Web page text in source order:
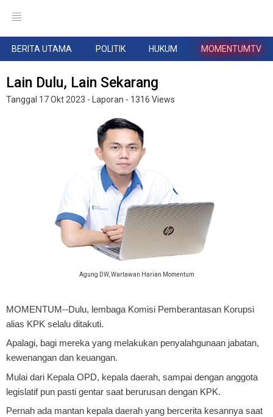
BERITA UTAMA POLITIK HUKUM MOMENTUMTV
Lain Dulu, Lain Sekarang
Tanggal 17 Okt 2023 - Laporan - 1316 Views
Agung DW, Wartawan Harian Momentum
MOMENTUM--Dulu, lembaga Komisi Pemberantasan Korupsi
alias KPK selalu ditakuti.
Apalagi, bagi mereka yang melakukan penyalahgunaan jabatan,
kewenangan dan keuangan.
Mulai dari Kepala OPD, kepala daerah, sampai dengan anggota
legislatif pun pasti gentar saat berurusan dengan KPK.
Pernah ada mantan kepala daerah yang bercerita kesannya saat